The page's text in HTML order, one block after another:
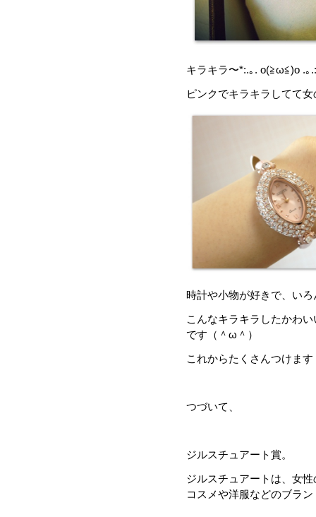
キラキラ〜*:.｡. o(≧ω≦)o .｡
ピンクでキラキラしてて
時計や小物が好きで、い
こんなキラキラしたかわ
です（＾ω＾）
これからたくさんつけます
つづいて、
ジルスチュアート賞。
ジルスチュアートは、女
コスメや洋服などのブラ